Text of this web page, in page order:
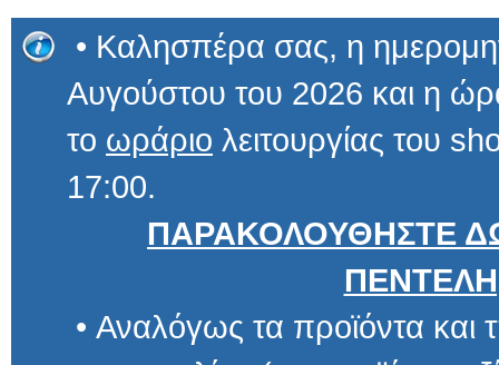
• Καλησπέρα σας, η
Αυγούστου του 2026 και
το ωράριο λειτουργίας του
17:00.
ΠΑΡΑΚΟΛΟΥΘΗΣΤΕ
• Αναλόγως τα προϊόντα και
παραγγελίας (πχ προϊόντα αξίας
είναι εφικτό να προχωρήσει ή να
αντικαταβολή παρά μόνο μετά
οφείλεται στο ότι το site μας τώρα
τους πρώην προμηθευτές μας